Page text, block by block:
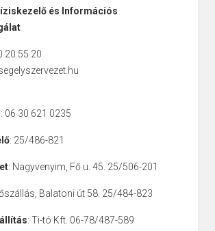
és Információs
20 55 20
: 06 30 621 0235
: 25/486-821
: Nagyvenyim, Fő u. 45. 25/506-201
Balatoni út 58. 25/484-823
: Ti-tó Kft. 06-78/487-589